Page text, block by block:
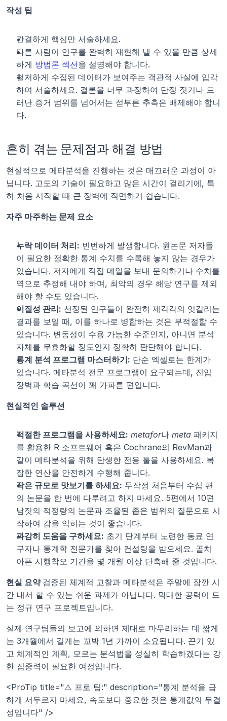
작성 팁
간결하게 핵심만 서술하세요.
다른 사람이 연구를 완벽히 재현해 낼 수 있을 만큼 상세
하게 방법론 섹션을 설명해야 합니다.
철저하게 수집된 데이터가 보여주는 객관적 사실에 입각
하여 서술하세요. 결론을 너무 과장하여 단정 짓거나 드
러난 증거 범위를 넘어서는 섣부른 추측은 배제해야 합니
다.
흔히 겪는 문제점과 해결 방법
현실적으로 메타분석을 진행하는 것은 매끄러운 과정이 아
닙니다. 고도의 기술이 필요하고 많은 시간이 걸리기에, 특
히 처음 시작할 때 큰 장벽에 직면하기 쉽습니다.
자주 마주하는 문제 요소
누락 데이터 처리: 빈번하게 발생합니다. 원논문 저자들
이 필요한 정확한 통계 수치를 수록해 놓지 않는 경우가
있습니다. 저자에게 직접 메일을 보내 문의하거나 수치를
역으로 추정해 내야 하며, 최악의 경우 해당 연구를 제외
해야 할 수도 있습니다.
이질성 관리: 선정된 연구들이 완전히 제각각의 엇갈리는
결과를 보일 때, 이를 하나로 병합하는 것은 부적절할 수
있습니다. 변동성이 수용 가능한 수준인지, 아니면 분석
자체를 무효화할 정도인지 정확히 판단해야 합니다.
통계 분석 프로그램 마스터하기: 단순 엑셀로는 한계가
있습니다. 메타분석 전문 프로그램이 요구되는데, 진입
장벽과 학습 곡선이 꽤 가파른 편입니다.
현실적인 솔루션
적절한 프로그램을 사용하세요: metafor나 meta 패키지
를 활용한 R 소프트웨어 혹은 Cochrane의 RevMan과
같이 메타분석을 위해 탄생한 전용 툴을 사용하세요. 복
잡한 연산을 안전하게 수행해 줍니다.
작은 규모로 맛보기를 하세요: 무작정 처음부터 수십 편
의 논문을 한 번에 다루려고 하지 마세요. 5편에서 10편
남짓의 적정량의 논문과 조율된 좁은 범위의 질문으로 시
작하여 감을 익히는 것이 좋습니다.
과감히 도움을 구하세요: 초기 단계부터 노련한 동료 연
구자나 통계학 전문가를 찾아 컨설팅을 받으세요. 골치
아픈 시행착오 기간을 몇 개월 이상 단축해 줄 것입니다.
현실 요약 검증된 체계적 고찰과 메타분석은 주말에 잠깐 시
간 내서 할 수 있는 쉬운 과제가 아닙니다. 막대한 공력이 드
는 정규 연구 프로젝트입니다.
실제 연구팀들의 보고에 의하면 제대로 마무리하는 데 짧게
는 3개월에서 길게는 꼬박 1년 가까이 소요됩니다. 끈기 있
고 체계적인 계획, 모르는 분석법을 성실히 학습하겠다는 강
한 집중력이 필요한 여정입니다.
<ProTip title="⚠️ 프로 팁:" description="통계 분석을 급
하게 서두르지 마세요, 속도보다 중요한 것은 통계값의 무결
성입니다" />